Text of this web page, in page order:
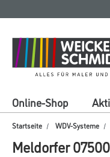
springen
springen
Online-Shop
Startseite WDV-Systeme
Meldorfer